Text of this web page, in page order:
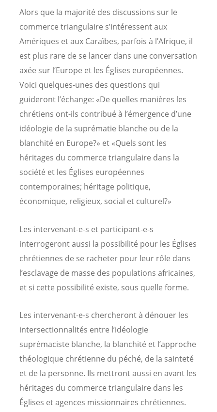
Alors que la majorité des discussions sur le
commerce triangulaire s’intéressent aux
Amériques et aux Caraïbes, parfois à l’Afrique, il
est plus rare de se lancer dans une conversation
axée sur l’Europe et les Églises européennes.
Voici quelques-unes des questions qui
guideront l’échange: «De quelles manières les
chrétiens ont-ils contribué à l’émergence d’une
idéologie de la suprématie blanche ou de la
blanchité en Europe?» et «Quels sont les
héritages du commerce triangulaire dans la
société et les Églises européennes
contemporaines; héritage politique,
économique, religieux, social et culturel?»
Les intervenant-e-s et participant-e-s
interrogeront aussi la possibilité pour les Églises
chrétiennes de se racheter pour leur rôle dans
l’esclavage de masse des populations africaines,
et si cette possibilité existe, sous quelle forme.
Les intervenant-e-s chercheront à dénouer les
intersectionnalités entre l’idéologie
suprémaciste blanche, la blanchité et l’approche
théologique chrétienne du péché, de la sainteté
et de la personne. Ils mettront aussi en avant les
héritages du commerce triangulaire dans les
Églises et agences missionnaires chrétiennes.